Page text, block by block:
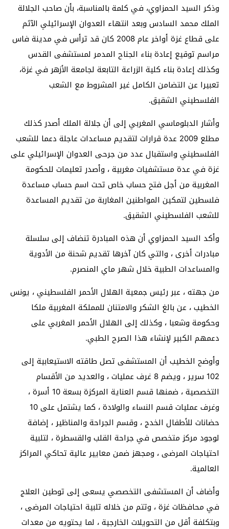
وذكر السيد الحمزاوي، في كلمة بالمناسبة، بأن صاحب الجلالة
الملك محمد السادس وبعد انتهاء العدوان الإسرائيلي الآثم
على قطاع غزة أواخر عام 2008 كان قد ترأس في مدينة فاس
مراسم توقيع إعادة بناء الجناح المدمر لمستشفى القدس
وكذلك إعادة بناء كلية الزراعة التابعة لجامعة الأزهر في غزة،
تعبيرا عن التضامن الكامل غير المشروط مع الشعب
الفلسطيني الشقيق.
وأشار الدبلوماسي المغربي إلى أن جلالة الملك أصدر كذلك
مطلع 2009 عدة قرارات لتقديم مساعدات عاجلة دعما للشعب
الفلسطيني واستقبال عدد من جرحى العدوان الإسرائيلي على
غزة في عدة مستشفيات مغربية ، وأصدر تعليمات للحكومة
المغربية من أجل فتح حساب خاص تحت اسم حساب مساعدة
فلسطين لتمكين المواطنين المغاربة من تقديم المساعدة
للشعب الفلسطيني الشقيق.
وأكد السيد الحمزاوي أن هذه المبادرة تنضاف إلى سلسلة
مبادرات أخرى ، والتي كان آخرها تقديم شحنة من الأدوية
والمساعدات الطبية خلال شهر ماي المنصرم.
من جهته ، عبر رئيس جمعية الهلال الأحمر الفلسطيني ، يونس
الخطيب ، عن بالغ الشكر والامتنان للمملكة المغربية ملكا
وحكومة وشعبا ، وكذلك إلى الهلال الأحمر المغربي على
دعمهم الكبير لإنشاء هذا الصرح الطبي.
وأوضح الخطيب أن المستشفى تصل طاقته الاستيعابية إلى
102 سرير ، ويضم 8 غرف عمليات ، والعديد من الأقسام
التخصصية ، ضمنها قسم العناية المركزة بسعة 10 أسرة ،
وغرف عمليات قسم النساء والولادة ، كما يشتمل على 10
حضانات للأطفال الخدج ، وقسم الجراحة والمناظير ، إضافة
لوجود مركز متخصص في جراحة القلب والقسطرة ، لتلبية
احتياجات المرضى ، ومجهز ضمن معايير عالية تحاكي المراكز
العالمية.
وأضاف أن المستشفى التخصصي يسعى إلى توطين العلاج
في محافظات غزة ، وتتم من خلاله تلبية احتياجات المرضى ،
وبتكلفة أقل من التحويلات الخارجية ، لما يحتويه من معدات